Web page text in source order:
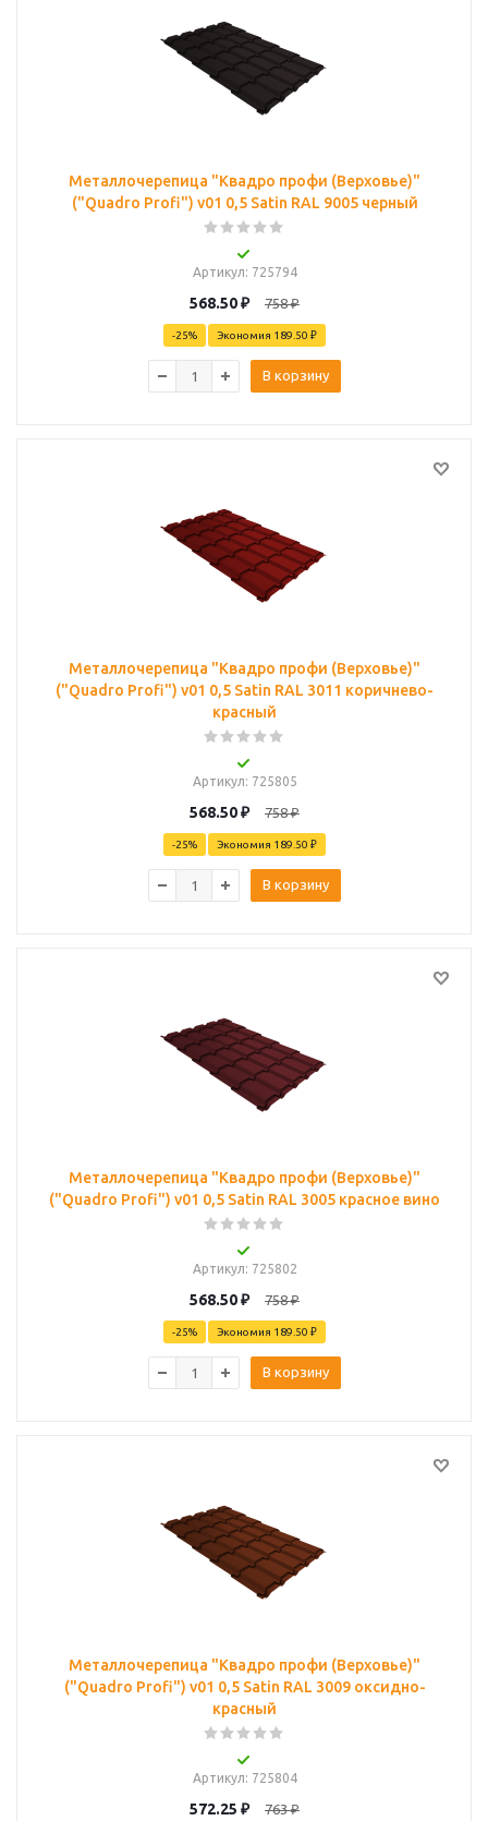
Металлочерепица "Квадро профи (Верховье)"
("Quadro Profi") v01 0,5 Satin RAL 9005 черный
Артикул: 725794
568.50₽ 758₽
-25% Экономия 189.50 ₽
В корзину
Металлочерепица "Квадро профи (Верховье)"
("Quadro Profi") v01 0,5 Satin RAL 3011 коричнево-
красный
Артикул: 725805
568.50₽ 758₽
-25% Экономия 189.50 ₽
В корзину
Металлочерепица "Квадро профи (Верховье)"
("Quadro Profi") v01 0,5 Satin RAL 3005 красное вино
Артикул: 725802
568.50₽ 758₽
-25% Экономия 189.50 ₽
В корзину
Металлочерепица "Квадро профи (Верховье)"
("Quadro Profi") v01 0,5 Satin RAL 3009 оксидно-
красный
Артикул: 725804
572.25 ₽ 763₽